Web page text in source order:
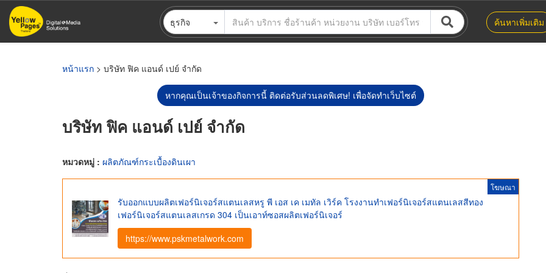
ข้าม
ไป
ธุรกิจ ค้นหาเพิ่มเติม
หน้าแรก > บริษัท ฟิค แอนด์ เปย์ จำกัด
หากคุณเป็นเจ้าของกิจการนี้ ติดต่อรับส่วนลดพิเศษ! เพื่อจัดทำเว็บไซต์
บริษัท ฟิค แอนด์ เปย์ จำกัด
หมวดหมู่ : ผลิตภัณฑ์กระเบื้องดินเผา
โฆษณา
รับออกแบบผลิตเฟอร์นิเจอร์สแตนเลสหรู พี เอส เค เมทัล เวิร์ค โรงงานทําเฟอร์นิเจอร์สแตนเลสสีทอง
เฟอร์นิเจอร์สแตนเลสเกรด 304 เป็นเอาท์ซอสผลิตเฟอร์นิเจอร์
https://www.pskmetalwork.com